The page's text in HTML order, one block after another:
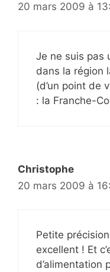
20 mars 2009 à
Je ne suis pas
dans la région
(d’un point de
: la Franche-
Christophe
20 mars 2009 à
Petite
excellent ! Et
d’alimentation